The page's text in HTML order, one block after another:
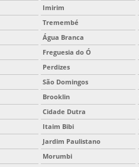
Imirim
Tremembé
Água Branca
Freguesia do Ó
Perdizes
São Domingos
Brooklin
Cidade Dutra
Itaim Bibi
Jardim Paulistano
Morumbi